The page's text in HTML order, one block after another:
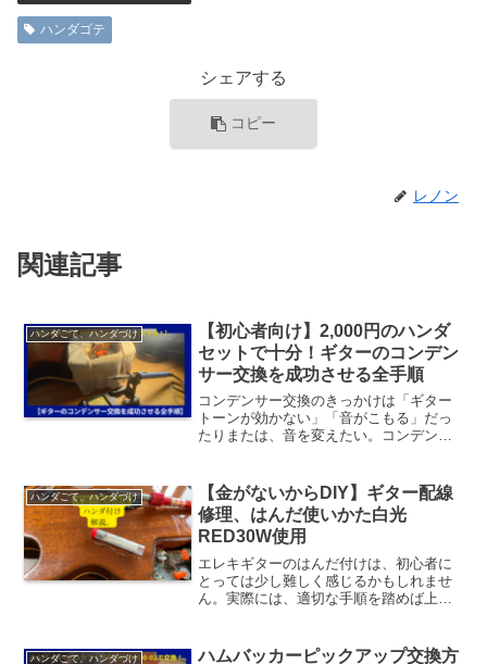
ハンダゴテ
シェアする
コピー
レノン
関連記事
ハンダごて、ハンダづけ
【初心者向け】2,000円のハンダ
セットで十分！ギターのコンデン
サー交換を成功させる全手順
コンデンサー交換のきっかけは「ギター
トーンが効かない」「音がこもる」だっ
たりまたは、音を変えたい。コンデンサ
人にしてみれば、インターネットショッ
プに売られている2000...
ハンダごて、ハンダづけ
【金がないからDIY】ギター配線
修理、はんだ使いかた白光
RED30W使用
エレキギターのはんだ付けは、初心者に
とっては少し難しく感じるかもしれませ
ん。実際には、適切な手順を踏めば上手
よ。レノックスギターの電装系パーツは
ハンダごて、ハンダづけ
ハムバッカーピックアップ交換方